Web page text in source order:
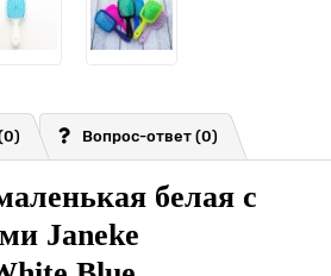
Вопрос-ответ (0)
белая с
Janeke